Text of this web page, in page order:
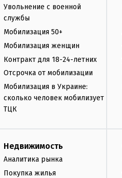
Увольнение с военной
службы
Мобилизация 50+
Мобилизация женщин
Контракт для 18-24-летних
Отсрочка от мобилизации
Мобилизация в Украине:
сколько человек мобилизует
ТЦК
Недвижимость
Аналитика рынка
Покупка жилья